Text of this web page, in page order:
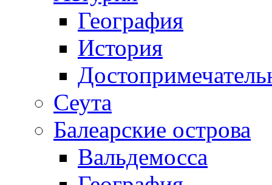
География
История
Сеута
Балеарские острова
Вальдемосса